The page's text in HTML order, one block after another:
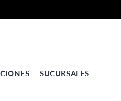
SUCURSALES